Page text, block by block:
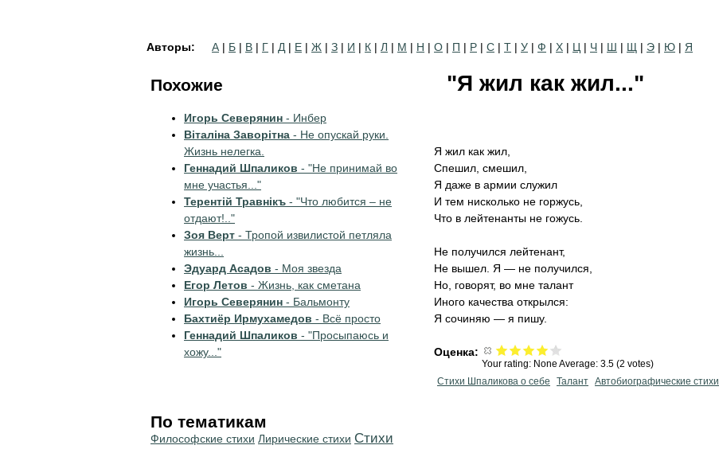
Авторы: А | Б | В | Г | Д | Е | Ж | З | И | К | Л | М | Н | О | П | Р | С | Т | У | Ф | Х | Ц | Ч | Ш | Щ | Э | Ю | Я
"Я жил как жил..."
Я жил как жил,
Спешил, смешил,
Я даже в армии служил
И тем нисколько не горжусь,
Что в лейтенанты не гожусь.
Не получился лейтенант,
Не вышел. Я — не получился,
Но, говорят, во мне талант
Иного качества открылся:
Я сочиняю — я пишу.
Оценка:
Your rating: None Average: 3.5 (2 votes)
Стихи Шпаликова о себе
Талант Автобиографические стихи
Похожие
Игорь Северянин - Инбер
Віталіна Заворітна - Не опускай руки.
Жизнь нелегка.
Геннадий Шпаликов - "Не принимай во
мне участья..."
Терентiй Травнiкъ - "Что любится – не
отдают!.."
Зоя Верт - Тропой извилистой петляла
жизнь...
Эдуард Асадов - Моя звезда
Егор Летов - Жизнь, как сметана
Игорь Северянин - Бальмонту
Бахтиёр Ирмухамедов - Всё просто
Геннадий Шпаликов - "Просыпаюсь и
хожу..."
По тематикам
Философские стихи Лирические стихи Cтихи